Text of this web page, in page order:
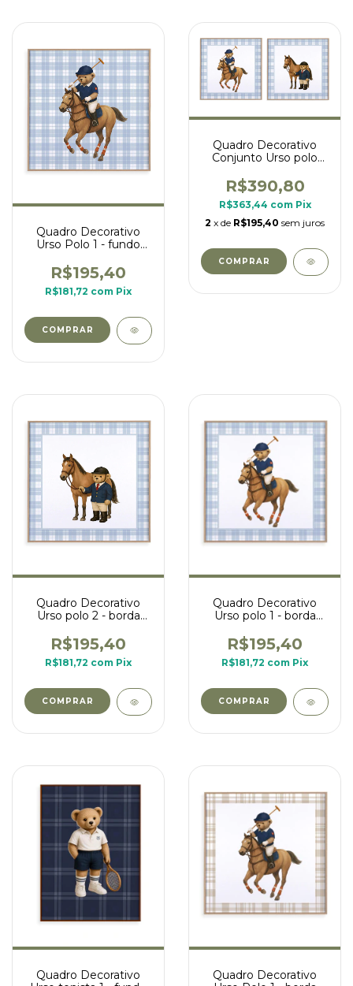
Quadro Decorativo
Urso Polo 1 - fundo
R$195,40
R$181,72 com Pix
COMPRAR
Quadro Decorativo
Conjunto Urso polo
R$390,80
R$363,44 com Pix
2 x de R$195,40 sem juros
COMPRAR
Quadro Decorativo
Urso polo 2 - borda
R$195,40
R$181,72 com Pix
COMPRAR
Quadro Decorativo
Urso polo 1 - borda
R$195,40
R$181,72 com Pix
COMPRAR
Quadro Decorativo
Quadro Decorativo